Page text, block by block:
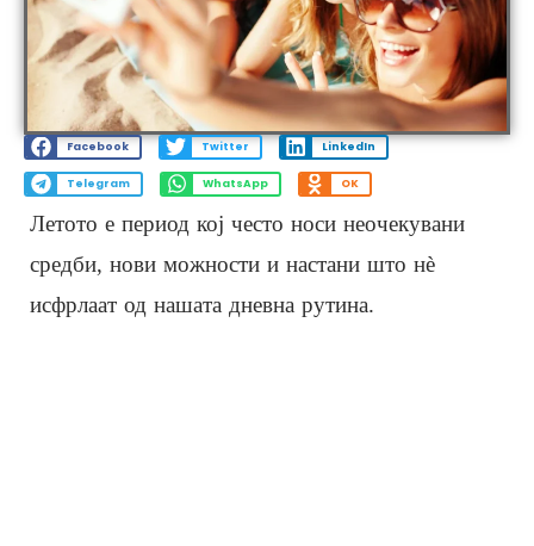
Facebook Twitter LinkedIn
Telegram WhatsApp OK
Летото е период кој често носи неочекувани
средби, нови можности и настани што нè
исфрлаат од нашата дневна рутина.